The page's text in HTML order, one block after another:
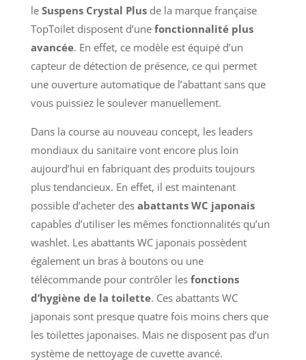
le Suspens Crystal Plusde la marque française
TopToilet disposent d’une fonctionnalité plus
avancée. En effet, ce modèle est équipé d’un
capteur de détection de présence, ce qui permet
une ouverture automatique de l’abattant sans que
vous puissiez le soulever manuellement.
Dans la course au nouveau concept, les leaders
mondiaux du sanitaire vont encore plus loin
aujourd’hui en fabriquant des produits toujours
plus tendancieux. En effet, il est maintenant
possible d’acheter des abattants WC japonais
capables d’utiliser les mêmes fonctionnalités qu’un
washlet. Les abattants WC japonais possèdent
également un bras à boutons ou une
télécommande pour contrôler les fonctions
d’hygiène de la toilette. Ces abattants WC
japonais sont presque quatre fois moins chers que
les toilettes japonaises. Mais ne disposent pas d’un
système de nettoyage de cuvette avancé.